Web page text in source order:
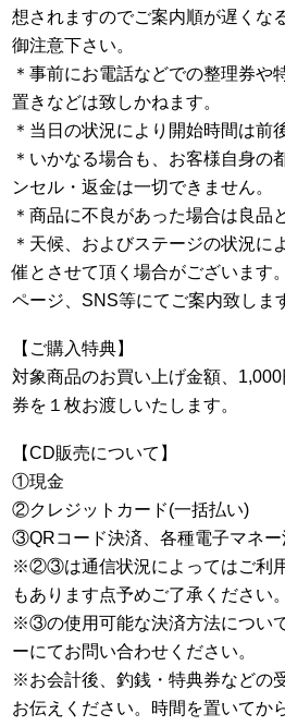
想されますのでご案内順が遅くな
御注意下さい。
＊事前にお電話などでの整理券や
置きなどは致しかねます。
＊当日の状況により開始時間は前
＊いかなる場合も、お客様自身の
ンセル・返金は一切できません。
＊商品に不良があった場合は良品
＊天候、およびステージの状況に
催とさせて頂く場合がございます
ページ、SNS等にてご案内致しま
【ご購入特典】
対象商品のお買い上げ金額、
券を１枚お渡しいたします。
【CD販売について】
①現金
②クレジットカード(一括払い)
③QRコード決済、各種電子マネー
※②③は通信状況によってはご利
もあります点予めご了承ください。
※③の使用可能な決済方法につい
ーにてお問い合わせください。
※お会計後、釣銭・特典券などの
お伝えください。時間を置いてか